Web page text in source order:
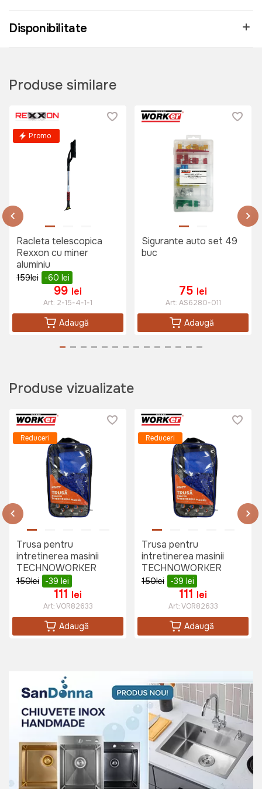
Disponibilitate
Produse similare
Promo
Racleta telescopica
Rexxon cu miner
aluminiu
159lei -60 lei
99 lei
Art: 2-15-4-1-1
Adaugă
Sigurante auto set 49
buc
75 lei
Art: AS6280-011
Adaugă
Produse vizualizate
Reduceri
Trusa pentru
intretinerea masinii
TECHNOWORKER
150lei -39 lei
111 lei
Art:VOR82633
Adaugă
Reduceri
Trusa pentru
intretinerea masinii
TECHNOWORKER
150lei -39 lei
111 lei
Art:VOR82633
Adaugă